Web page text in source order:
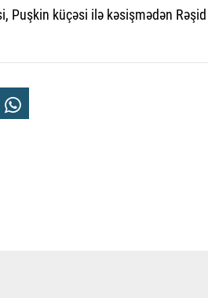
Puşkin küçəsi ilə kəsişmədən